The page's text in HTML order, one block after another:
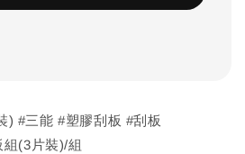
) #三能 #塑膠刮板 #刮板
(3片裝)/組